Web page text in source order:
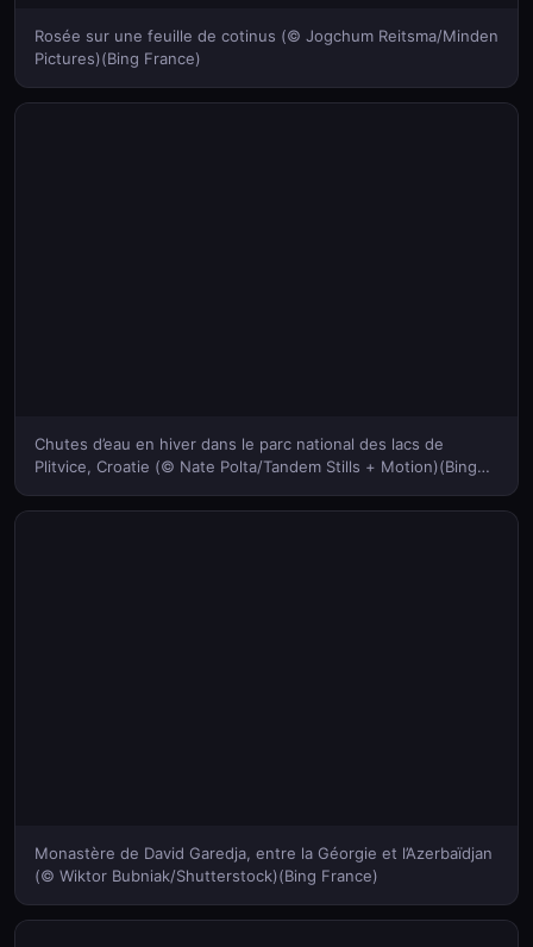
Rosée sur une feuille de cotinus (© Jogchum Reitsma/Minden
Pictures)(Bing France)
Chutes d’eau en hiver dans le parc national des lacs de
Plitvice, Croatie (© Nate Polta/Tandem Stills + Motion)(Bing
Monastère de David Garedja, entre la Géorgie et l’Azerbaïdjan
(© Wiktor Bubniak/Shutterstock)(Bing France)